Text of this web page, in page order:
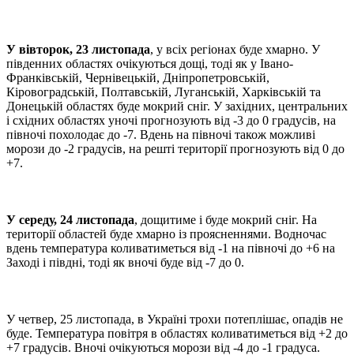
У вівторок, 23 листопада, у всіх регіонах буде хмарно. У
південних областях очікуються дощі, тоді як у Івано-
Франківській, Чернівецькій, Дніпропетровській,
Кіровоградській, Полтавській, Луганській, Харківській та
Донецькій областях буде мокрий сніг. У західних, центральних
і східних областях уночі прогнозують від -3 до 0 градусів, на
півночі похолодає до -7. Вдень на півночі також можливі
морози до -2 градусів, на решті території прогнозують від 0 до
+7.
У середу, 24 листопада, дощитиме і буде мокрий сніг. На
території областей буде хмарно із проясненнями. Водночас
вдень температура коливатиметься від -1 на півночі до +6 на
Заході і півдні, тоді як вночі буде від -7 до 0.
У четвер, 25 листопада, в Україні трохи потеплішає, опадів не
буде. Температура повітря в областях коливатиметься від +2 до
+7 градусів. Вночі очікуються морози від -4 до -1 градуса.